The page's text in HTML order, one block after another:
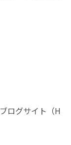
ログサイト（H